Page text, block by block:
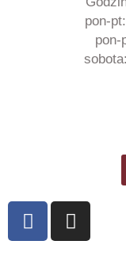
pon-
pon-
F
a
I
n